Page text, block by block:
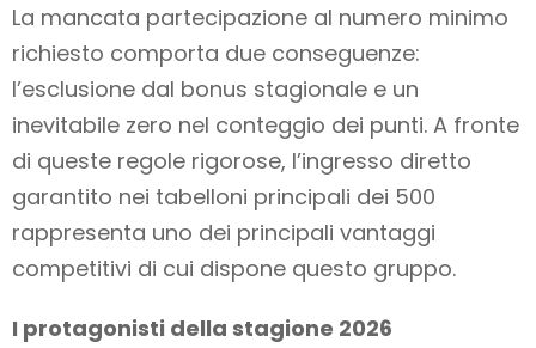
La mancata partecipazione al numero minimo
richiesto comporta due conseguenze:
l’esclusione dal bonus stagionale e un
inevitabile zero nel conteggio dei punti. A fronte
di queste regole rigorose, l’ingresso diretto
garantito nei tabelloni principali dei 500
rappresenta uno dei principali vantaggi
competitivi di cui dispone questo gruppo.
I protagonisti della stagione 2026